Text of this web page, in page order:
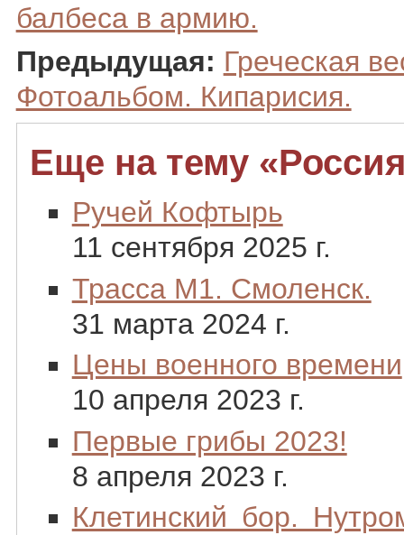
балбеса в армию.
Предыдущая: Греческая
Фотоальбом. Кипарисия.
Еще на тему
Ручей Кофтырь
11 сентября 2025 г.
Трасса М1. Смоленск.
31 марта 2024 г.
Цены военного времени
10 апреля 2023 г.
Первые грибы 2023!
8 апреля 2023 г.
Клетинский бор.